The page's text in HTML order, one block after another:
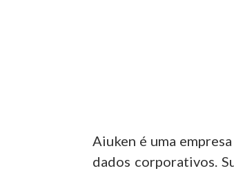
Aiuken é uma
dados corporativos.